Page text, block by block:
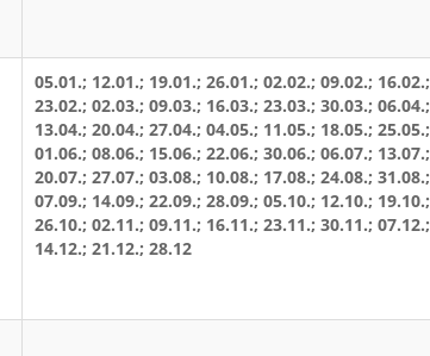
05.01.; 12.01.; 19.01.; 26.01.; 02.02.; 09.02.; 16.02.;
23.02.; 02.03.; 09.03.; 16.03.; 23.03.; 30.03.; 06.04.;
13.04.; 20.04.; 27.04.; 04.05.; 11.05.; 18.05.; 25.05.;
01.06.; 08.06.; 15.06.; 22.06.; 30.06.; 06.07.; 13.07.;
20.07.; 27.07.; 03.08.; 10.08.; 17.08.; 24.08.; 31.08.;
07.09.; 14.09.; 22.09.; 28.09.; 05.10.; 12.10.; 19.10.;
26.10.; 02.11.; 09.11.; 16.11.; 23.11.; 30.11.; 07.12.;
14.12.; 21.12.; 28.12